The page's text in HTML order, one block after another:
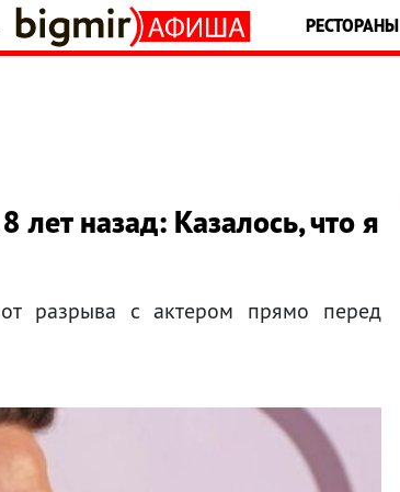
РЕСТОРАНЫ
назад: Казалось, что я
разрыва с актером прямо перед